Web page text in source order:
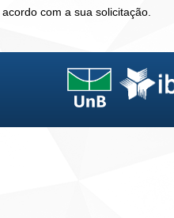
com a sua solicitação.